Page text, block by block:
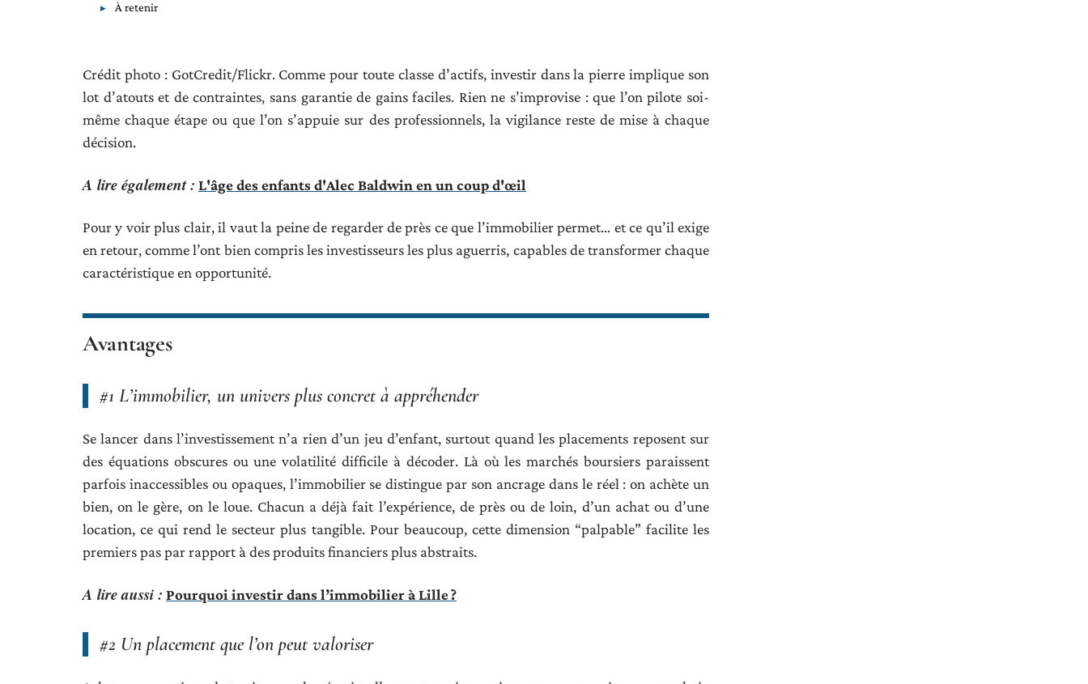
À retenir
Crédit photo : GotCredit/Flickr. Comme pour toute classe d’actifs, investir dans la pierre implique son
lot d’atouts et de contraintes, sans garantie de gains faciles. Rien ne s’improvise : que l’on pilote soi-
même chaque étape ou que l’on s’appuie sur des professionnels, la vigilance reste de mise à chaque
décision.
A lire également : L'âge des enfants d'Alec Baldwin en un coup d'œil
Pour y voir plus clair, il vaut la peine de regarder de près ce que l’immobilier permet… et ce qu’il exige
en retour, comme l’ont bien compris les investisseurs les plus aguerris, capables de transformer chaque
caractéristique en opportunité.
Avantages
#1 L’immobilier, un univers plus concret à appréhender
Se lancer dans l’investissement n’a rien d’un jeu d’enfant, surtout quand les placements reposent sur
des équations obscures ou une volatilité difficile à décoder. Là où les marchés boursiers paraissent
parfois inaccessibles ou opaques, l’immobilier se distingue par son ancrage dans le réel : on achète un
bien, on le gère, on le loue. Chacun a déjà fait l’expérience, de près ou de loin, d’un achat ou d’une
location, ce qui rend le secteur plus tangible. Pour beaucoup, cette dimension “palpable” facilite les
premiers pas par rapport à des produits financiers plus abstraits.
A lire aussi : Pourquoi investir dans l’immobilier à Lille ?
#2 Un placement que l’on peut valoriser